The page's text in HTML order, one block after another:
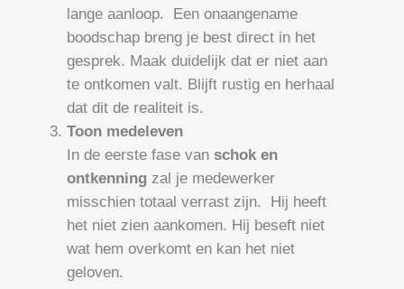
lange aanloop. Een onaangename
boodschap breng je best direct in het
gesprek. Maak duidelijk dat er niet aan
te ontkomen valt. Blijft rustig en herhaal
dat dit de realiteit is.
Toon medeleven
In de eerste fase van schok en
ontkenning zal je medewerker
misschien totaal verrast zijn. Hij heeft
het niet zien aankomen. Hij beseft niet
wat hem overkomt en kan het niet
geloven.